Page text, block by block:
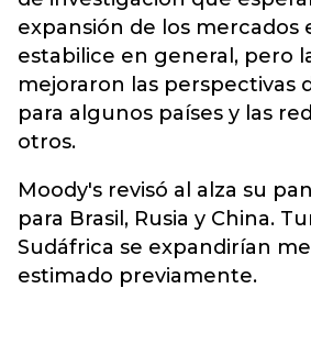
expansión de los mercados
estabilice en general, pero
mejoraron las perspectivas
para algunos países y las
otros.
Moody's revisó al alza su
para Brasil, Rusia y China.
Sudáfrica se expandirían
estimado previamente.